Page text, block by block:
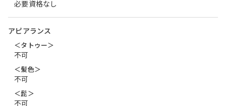
必要資格なし
アピアランス
＜タトゥー＞
不可
＜髪色＞
不可
＜髭＞
不可